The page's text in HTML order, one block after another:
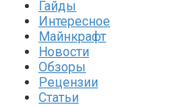
Гайды
Интересное
Майнкрафт
Новости
Обзоры
Рецензии
Статьи